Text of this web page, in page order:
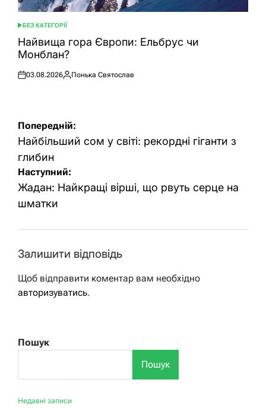
ОПУБЛІКУВАТИ
У
БЕЗ КАТЕГОРІЇ
Найвища гора Європи: Ельбрус чи
Монблан?
Оприлюднено
03.08.2026
Опубліковано
Понька Святослав
Навігація
записів
Попередній:
Найбільший сом у світі: рекордні гіганти з
глибин
Наступний:
Жадан: Найкращі вірші, що рвуть серце на
шматки
Залишити відповідь
Щоб відправити коментар вам необхідно
авторизуватись.
Пошук
Пошук
Недавні записи